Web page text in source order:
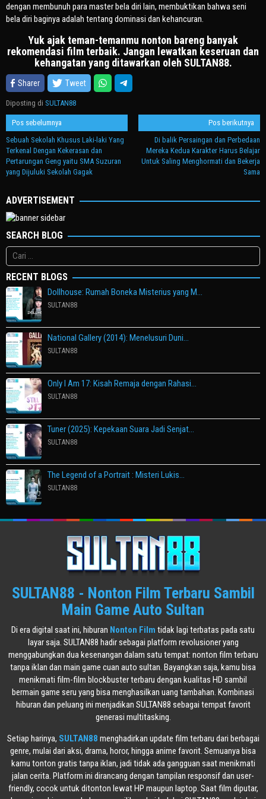
dengan membunuh para master bela diri lain, membuktikan bahwa seni
bela diri baginya adalah tentang dominasi dan kehancuran.
Yuk ajak teman-temanmu nonton bareng banyak
rekomendasi film terbaik. Jangan lewatkan keseruan dan
kehangatan yang ditawarkan oleh SULTAN88.
Sharer Tweet
Diposting di SULTAN88
Navigasi
pos
Pos sebelumnya
Sebuah Sekolah Khusus Laki-laki Yang
Terkenal Dengan Kekerasan dan
Pertarungan Geng yaitu SMA Suzuran
yang Dijuluki Sekolah Gagak
Pos berikutnya
Di balik Persaingan dan Perbedaan
Mereka Kedua Karakter Harus Belajar
Untuk Saling Menghormati dan Bekerja
Sama
ADVERTISEMENT
SEARCH BLOG
Cari
untuk:
RECENT BLOGS
Dollhouse: Rumah Boneka Misterius yang M…
SULTAN88
National Gallery (2014): Menelusuri Duni…
SULTAN88
Only I Am 17: Kisah Remaja dengan Rahasi…
SULTAN88
Tuner (2025): Kepekaan Suara Jadi Senjat…
SULTAN88
The Legend of a Portrait : Misteri Lukis…
SULTAN88
SULTAN88 - Nonton Film Terbaru Sambil
Main Game Auto Sultan
Di era digital saat ini, hiburan Nonton Film tidak lagi terbatas pada satu
layar saja. SULTAN88 hadir sebagai platform revolusioner yang
menggabungkan dua kesenangan dalam satu tempat: nonton film terbaru
tanpa iklan dan main game cuan auto sultan. Bayangkan saja, kamu bisa
menikmati film-film blockbuster terbaru dengan kualitas HD sambil
bermain game seru yang bisa menghasilkan uang tambahan. Kombinasi
hiburan dan peluang ini menjadikan SULTAN88 sebagai tempat favorit
generasi multitasking.
Setiap harinya, SULTAN88 menghadirkan update film terbaru dari berbagai
genre, mulai dari aksi, drama, horor, hingga anime favorit. Semuanya bisa
kamu tonton gratis tanpa iklan, jadi tidak ada gangguan saat menikmati
jalan cerita. Platform ini dirancang dengan tampilan responsif dan user-
friendly, cocok untuk ditonton lewat HP maupun laptop. Saat film diputar,